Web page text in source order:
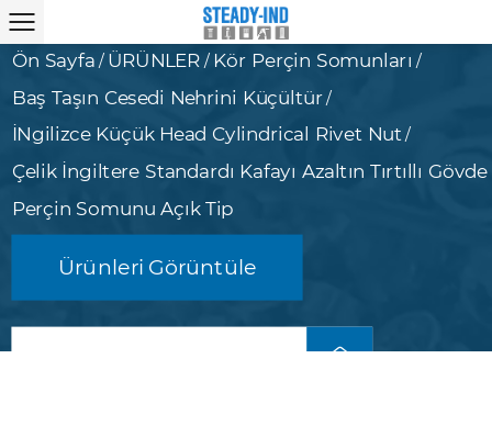
Ön Sayfa / ÜRÜNLER / Kör Perçin Somunları /
Baş Taşın Cesedi Nehrini Küçültür/
İNgilizce Küçük Head Cylindrical Rivet Nut/
Çelik İngiltere Standardı Kafayı Azaltın Tırtıllı Gövde
Perçin Somunu Açık Tip
Ürünleri Görüntüle